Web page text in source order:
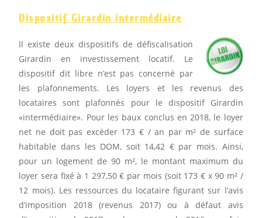
Dispositif Girardin intermédiaire
Il existe deux dispositifs de défiscalisation
Girardin en investissement locatif. Le
dispositif dit libre n’est pas concerné par
les plafonnements. Les loyers et les revenus des
locataires sont plafonnés pour le dispositif Girardin
«intermédiaire». Pour les baux conclus en 2018, le loyer
net ne doit pas excéder 173 € / an par m² de surface
habitable dans les DOM, soit 14,42 € par mois. Ainsi,
pour un logement de 90 m², le montant maximum du
loyer sera fixé à 1 297,50 € par mois (soit 173 € x 90 m² /
12 mois). Les ressources du locataire figurant sur l’avis
d’imposition 2018 (revenus 2017) ou à défaut avis